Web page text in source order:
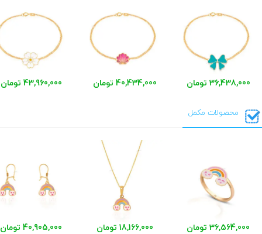
36,438,000 تومان 40,434,000 تومان 43,960,000 تومان
محصولات مکمل
36,564,000 تومان 18,166,000 تومان 40,905,000 تومان